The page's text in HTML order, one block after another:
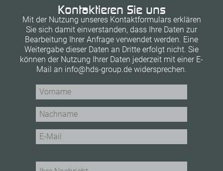
Kontaktieren Sie uns
Mit der Nutzung unseres Kontaktformulars erklären
Sie sich damit einverstanden, dass Ihre Daten zur
Bearbeitung Ihrer Anfrage verwendet werden. Eine
Weitergabe dieser Daten an Dritte erfolgt nicht. Sie
können der Nutzung Ihrer Daten jederzeit mit einer E-
Mail an info@hds-group.de widersprechen.